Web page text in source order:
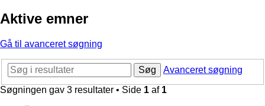
Aktive emner
Gå til avanceret søgning
Søg
Avanceret søgning
Søgningen gav 3 resultater • Side 1 af 1